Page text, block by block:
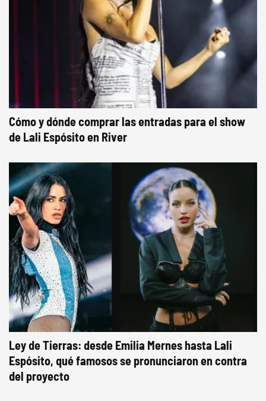
Cómo y dónde comprar las entradas para el show
de Lali Espósito en River
Ley de Tierras: desde Emilia Mernes hasta Lali
Espósito, qué famosos se pronunciaron en contra
del proyecto